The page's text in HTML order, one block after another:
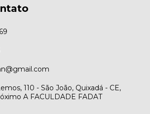
110 - São João, Quixadá - CE,
A FACULDADE FADAT